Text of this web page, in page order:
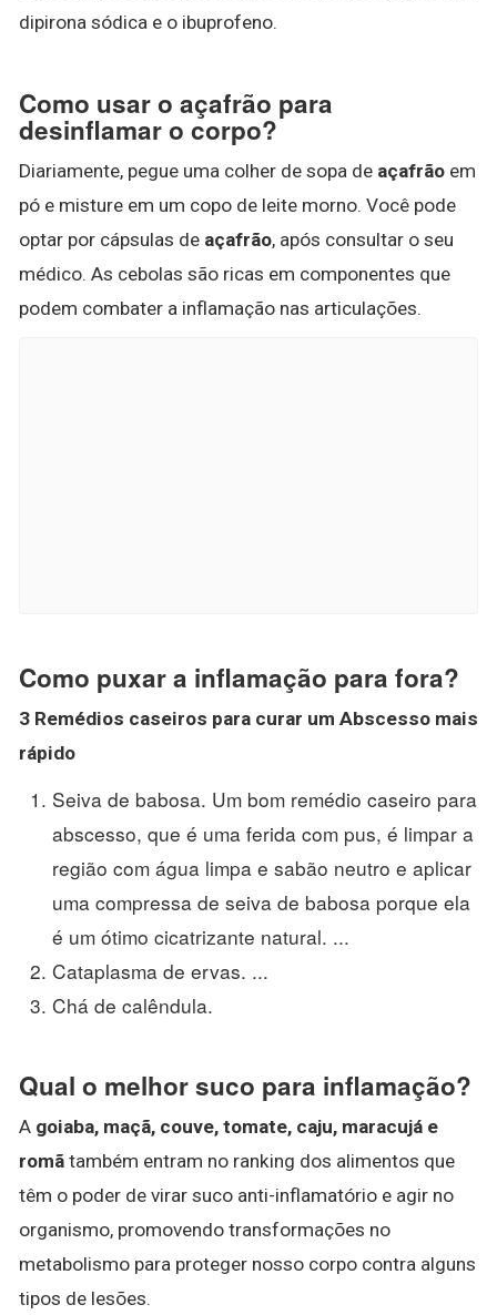
dipirona sódica e o ibuprofeno.
Como usar o açafrão para
desinflamar o corpo?
Diariamente, pegue uma colher de sopa de açafrão em
pó e misture em um copo de leite morno. Você pode
optar por cápsulas de açafrão, após consultar o seu
médico. As cebolas são ricas em componentes que
podem combater a inflamação nas articulações.
Como puxar a inflamação para fora?
3 Remédios caseiros para curar um Abscesso mais
rápido
Seiva de babosa. Um bom remédio caseiro para
abscesso, que é uma ferida com pus, é limpar a
região com água limpa e sabão neutro e aplicar
uma compressa de seiva de babosa porque ela
é um ótimo cicatrizante natural. ...
Cataplasma de ervas. ...
Chá de calêndula.
Qual o melhor suco para inflamação?
A goiaba, maçã, couve, tomate, caju, maracujá e
romã também entram no ranking dos alimentos que
têm o poder de virar suco anti-inflamatório e agir no
organismo, promovendo transformações no
metabolismo para proteger nosso corpo contra alguns
tipos de lesões.